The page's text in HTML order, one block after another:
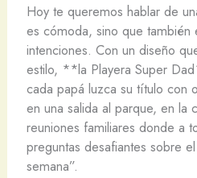
Hoy te queremos hablar de
es cómoda, sino que también
intenciones. Con un diseño
estilo, **la Playera Super
cada papá luzca su título con
en una salida al parque, en la
reuniones familiares donde a
preguntas desafiantes sobre
semana”.